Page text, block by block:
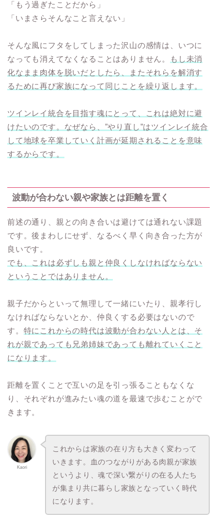
「もう過ぎたことだから」
「いまさらそんなこと言えない」
そんな風にフタをしてしまった沢山の感情は、いつに
なっても消えてなくなることはありません。
もし未消
化なまま肉体を脱いだとしたら、またそれらを解消す
るために再び家族になって同じことを繰り返します。
ツインレイ統合を目指す魂にとって、これは絶対に避
けたいのです。なぜなら、”やり直し”はツインレイ統合
して地球を卒業していく計画が延期されることを意味
するからです。
波動が合わない親や家族とは距離を置く
前述の通り、親との向き合いは避けては通れない課題
です。後まわしにせず、なるべく早く向き合った方が
良いです。
でも、これは必ずしも親と仲良くしなければならない
ということではありません。
親子だからといって無理して一緒にいたり、親孝行し
なければならないとか、仲良くする必要はないので
す。 特にこれからの時代は波動が合わない人とは、そ
れが親であっても兄弟姉妹であっても離れていくこと
になります。
距離を置くことで互いの足を引っ張ることもなくな
り、それぞれが進みたい魂の道を最速で歩むことがで
きます。
Kaori
これからは家族の在り方も大きく変わって
いきます。血のつながりがある肉親が家族
というより、魂で深い繋がりの在る人たち
が集まり共に暮らし家族となっていく時代
になります。